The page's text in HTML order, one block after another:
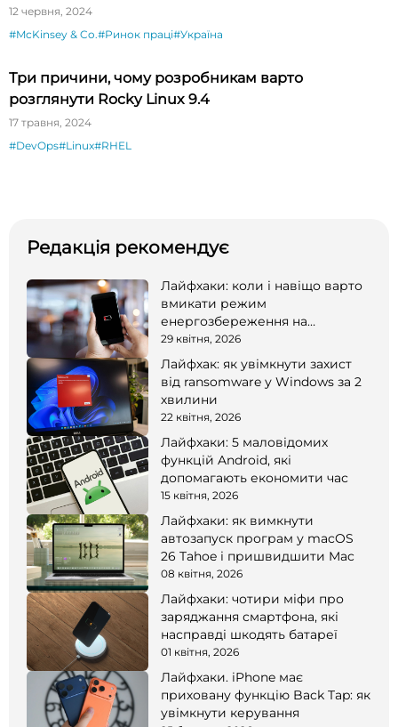
12 червня, 2024
#McKinsey & Co.#Ринок праці#Україна
Три причини, чому розробникам варто
розглянути Rocky Linux 9.4
17 травня, 2024
#DevOps#Linux#RHEL
Редакція рекомендує
Лайфхаки: коли і навіщо варто
вмикати режим
енергозбереження на
смартфоні
29 квітня, 2026
Лайфхак: як увімкнути захист
від ransomware у Windows за 2
хвилини
22 квітня, 2026
Лайфхаки: 5 маловідомих
функцій Android, які
допомагають економити час
15 квітня, 2026
Лайфхаки: як вимкнути
автозапуск програм у macOS
26 Tahoe і пришвидшити Mac
08 квітня, 2026
Лайфхаки: чотири міфи про
заряджання смартфона, які
насправді шкодять батареї
01 квітня, 2026
Лайфхаки. iPhone має
приховану функцію Back Tap: як
увімкнути керування